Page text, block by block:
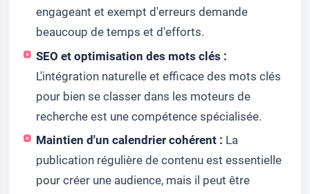
engageant et exempt d'erreurs demande
beaucoup de temps et d'efforts.
SEO et optimisation des mots clés :
L'intégration naturelle et efficace des mots clés
pour bien se classer dans les moteurs de
recherche est une compétence spécialisée.
Maintien d'un calendrier cohérent : La
publication régulière de contenu est essentielle
pour créer une audience, mais il peut être